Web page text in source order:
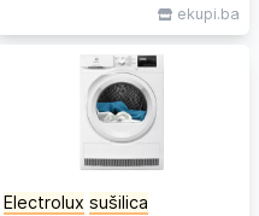
ekupi.ba
Electrolux sušilica